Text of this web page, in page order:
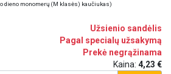
dieno monomerų (M klasės) kaučiukas)
Užsienio sandėlis
Pagal specialų užsakymą
Prekė negrąžinama
Kaina: 4,23 €